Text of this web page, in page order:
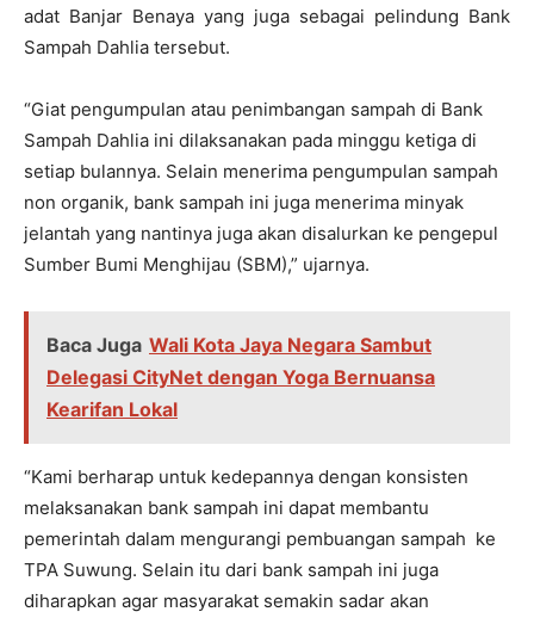
adat Banjar Benaya yang juga sebagai pelindung Bank
Sampah Dahlia tersebut.
“Giat pengumpulan atau penimbangan sampah di Bank
Sampah Dahlia ini dilaksanakan pada minggu ketiga di
setiap bulannya. Selain menerima pengumpulan sampah
non organik, bank sampah ini juga menerima minyak
jelantah yang nantinya juga akan disalurkan ke pengepul
Sumber Bumi Menghijau (SBM),” ujarnya.
Baca Juga Wali Kota Jaya Negara Sambut
Delegasi CityNet dengan Yoga Bernuansa
Kearifan Lokal
“Kami berharap untuk kedepannya dengan konsisten
melaksanakan bank sampah ini dapat membantu
pemerintah dalam mengurangi pembuangan sampah ke
TPA Suwung. Selain itu dari bank sampah ini juga
diharapkan agar masyarakat semakin sadar akan